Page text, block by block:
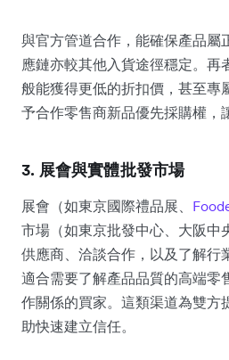
與官方管道合作，能確保產品屬
應鏈亦較其他入貨途徑穩定。再
般能獲得更低的折扣價，甚至專
予合作零售商新品優先採購權，
3. 展會與實體批發市場
展會（如東京國際禮品展、
市場（如東京批發中心、大阪中
供應商、洽談合作，以及了解行
適合需要了解產品品質的高端零
作關係的買家。這類渠道為雙方
助快速建立信任。